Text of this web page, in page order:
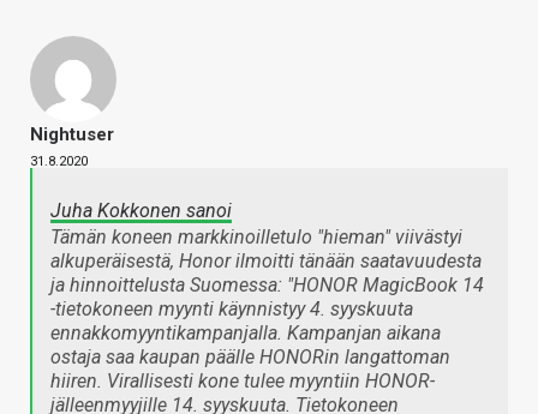
Nightuser
31.8.2020
Juha Kokkonen sanoi
Tämän koneen markkinoilletulo "hieman" viivästyi
alkuperäisestä, Honor ilmoitti tänään saatavuudesta
ja hinnoittelusta Suomessa: "HONOR MagicBook 14
-tietokoneen myynti käynnistyy 4. syyskuuta
ennakkomyyntikampanjalla. Kampanjan aikana
ostaja saa kaupan päälle HONORin langattoman
hiiren. Virallisesti kone tulee myyntiin HONOR-
jälleenmyyjille 14. syyskuuta. Tietokoneen